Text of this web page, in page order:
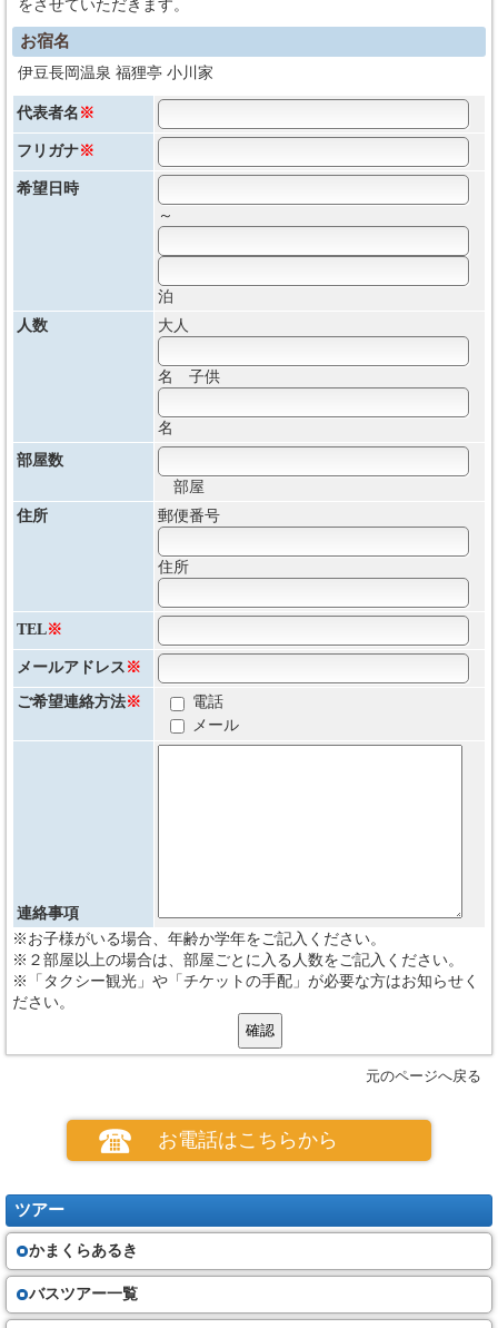
をさせていただきます。
お宿名
伊豆長岡温泉 福狸亭 小川家
代表者名 ※
フリガナ※
希望日時
～
泊
人数
大人
名 子供
名
部屋数
部屋
住所
郵便番号
住所
TEL※
メールアドレス ※
ご希望連絡方法※
電話
メール
連絡事項
※お子様がいる場合、年齢か学年をご記入ください。
※２部屋以上の場合は、部屋ごとに入る人数をご記入ください。
※「タクシー観光」や「チケットの手配」が必要な方はお知らせく
ださい。
元のページへ戻る
お電話はこちらから
ツアー
かまくらあるき
バスツアー一覧